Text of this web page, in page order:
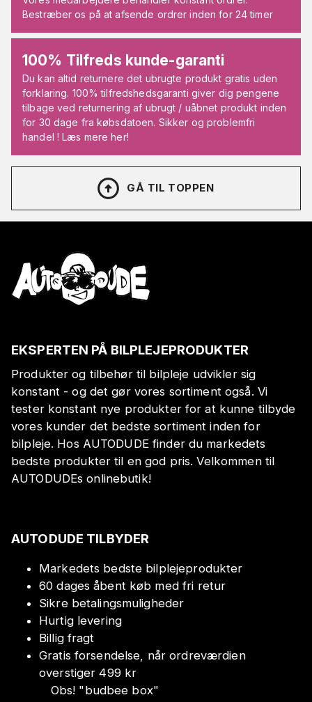
Bestræber os på at afsende ordrer inden for 24 timer
100% Tilfreds kunde-garanti
Du kan altid returnere det ubrugte produkt gratis uden
forklaring. 100% tilfredshedsgaranti giver dig pengene
tilbage ved returnering af ubrugt / uåbnet produkt inden
for 30 dage fra købsdatoen. Sikker og problemfri
handel ! Læs mere her!
GÅ TIL TOPPEN
EKSPERTEN PÅ BILPLEJEPRODUKTER
Produkter og tilbehør til bilpleje udvikler sig
konstant - og det gør vores sortiment også. Vi
tester konstant nye produkter for at kunne tilbyde
vores kunder det bedste sortiment inden for
bilpleje. Hos AUTODUDE finder du markedets
bedste produkter til en god pris. Velkommen til
AUTODUDEs onlinebutik!
AUTODUDE TILBYDER
Markedets bedste bilplejeprodukter
60 dages åbent køb med fri retur
Sikre betalingsmuligheder
Hurtig levering
Billig fragt
Gratis forsendelse, når ordreværdien
overstiger 499 kr
Obs! "budbee box"